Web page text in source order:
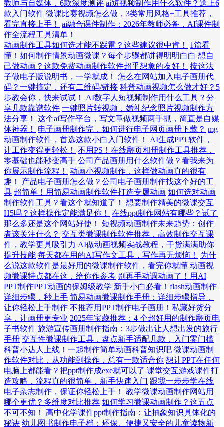
教师与自媒体，6款深度测评 ai短视频制作用什么软件？送上6
款入门软件 微课比赛视频怎么做，3类常用风格+工具推荐，
看完直接上手！
ai融合课件制作：2026年教师必备，AI课件制
作全流程工具清单！
动画制作工具如何选才能不踩雷？这些建议很中肯！
1篇看
懂！如何制作情景动画微课？每个步骤都讲得明明白白 想自
己做动画？这款免费动画制作软件超乎想象的友好！
按这法
子做电子版说明书，一学就成！
怎么在网站加入电子画册代
码？一键搞定，还有二维码/链接 科普动画视频怎么做才好？5
步教会你，快来试试！
AI数字人短视频制作用什么工具？分
享几款靠谱软件 一键照片转视频，婚礼纪念照片视频制作方
法分享！
这个ai写作平台，写文章做视频两手抓，简直是自媒
体神器！
电子画册制作完，如何进行电子网页画册下载？ mg
动画制作软件，首选这款小白入门软件！
AI生成PPT软件，
让工作变得更轻松！
不用PS！在线翻页相册制作工具推荐，
零基础也能秒变高手 公司产品画册用什么软件做？看我来为
你展示制作流程！
动画小视频制作，这样做动画真的很有
趣！
产品电子画册怎么做？公司电子画册制作找这个好的工
具 超简单！用简易动画制作软件打造专属动画 如何选对动画
制作软件工具？看这个就知道了！
想要制作精美的微课交互
H5吗？这样操作定能满足你！
在线ppt制作网站有哪些？试了
那么多还是这个网站好使！
短视频动画制作未来趋势：创作
者该关注什么？ 交互类微课制作软件推荐，高效制作交互课
件，教学更具吸引力 AI做动画视频实战教程，干货满满助你
提升技能 每天都在用的AI写作文工具，写作再无烦恼！
为什
么说这款软件是最好用的微课制作软件，看完你就懂 动画视
频微课特点都在这，给你作参考 别再手动调动画了！用AI
PPT制作PPT动画的保姆级教学 新手小白必看！flash动画制作
详细步骤，秒上手 简易动画微课制作手册：详细步骤指导，
让你轻松上手制作 不推荐用PPT制作电子画册！私藏好货分
享，让画册更专业 2025年宝藏推荐：4 个超好用的制作翻页电
子书软件 旅游宣传画册制作指南：3步做出让人想出发的旅行
手册 交互性微课制作工具，盘点新手适配几款，入门零门槛
科普小达人上线！一起制作简单动画科普知识吧 微课动画制
作软件对比，从功能到操作，总有一款适合你 想让PPT在任何
电脑上都能看？把ppt制作成exe就可以了 课堂交互游戏课件打
造攻略，流程真的很简单，新手快速入门 跟我一步步学在线
电子杂志制作，保证你轻松上手！
教学微课动画制作网站用
哪个更优？多维度对比推荐 如何学习微课动画制作？这五点
不可不知！
高中化学课件ppt制作指南：让抽象知识具体化的
秘诀 幼儿图书制作电子档：环保、便捷又安全的儿童读物新